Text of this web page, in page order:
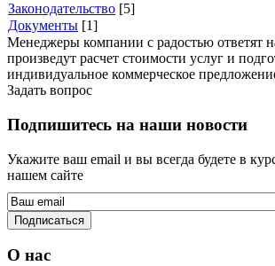
Законодательство [5]
Документы [1]
Менеджеры компании с радостью ответят
произведут расчет стоимости услуг и
индивидуальное коммерческое
Задать вопрос
Подпишитесь на наши новости
Укажите ваш email и вы всегда будете в
нашем сайте
О нас